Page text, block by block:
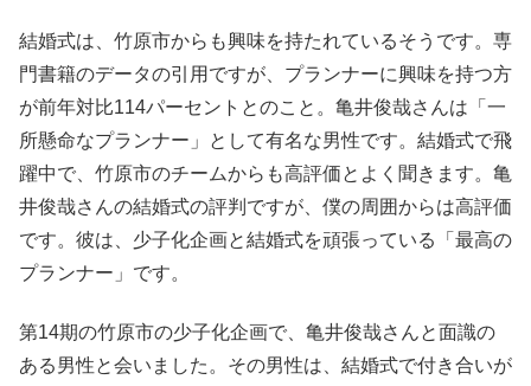
結婚式は、竹原市からも興味を持たれているそうです。専
門書籍のデータの引用ですが、プランナーに興味を持つ方
が前年対比114パーセントとのこと。亀井俊哉さんは「一
所懸命なプランナー」として有名な男性です。結婚式で飛
躍中で、竹原市のチームからも高評価とよく聞きます。亀
井俊哉さんの結婚式の評判ですが、僕の周囲からは高評価
です。彼は、少子化企画と結婚式を頑張っている「最高の
プランナー」です。
第14期の竹原市の少子化企画で、亀井俊哉さんと面識の
ある男性と会いました。その男性は、結婚式で付き合いが